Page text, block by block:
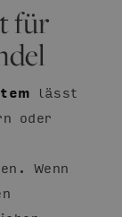
für
lässt
oder
Wenn